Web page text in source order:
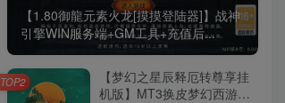
【1.80御龍元素火龙[摸摸登陆器]】战神
引擎WIN服务端+GM工具+充值后...
【梦幻之星辰释厄转尊享挂
机版】MT3换皮梦幻西游
TOP2